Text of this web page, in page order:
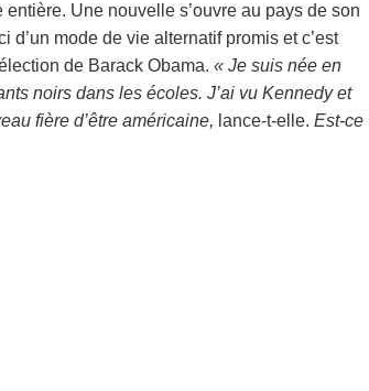
Une nouvelle s’ouvre au pays de son
mode de vie alternatif promis et c’est
de Barack Obama. « Je suis née en
noirs dans les écoles. J’ai vu Kennedy et
fière d’être américaine, lance-t-elle. Est-ce